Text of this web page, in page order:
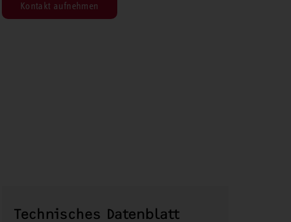
Kontakt aufnehmen
Technisches Datenblatt